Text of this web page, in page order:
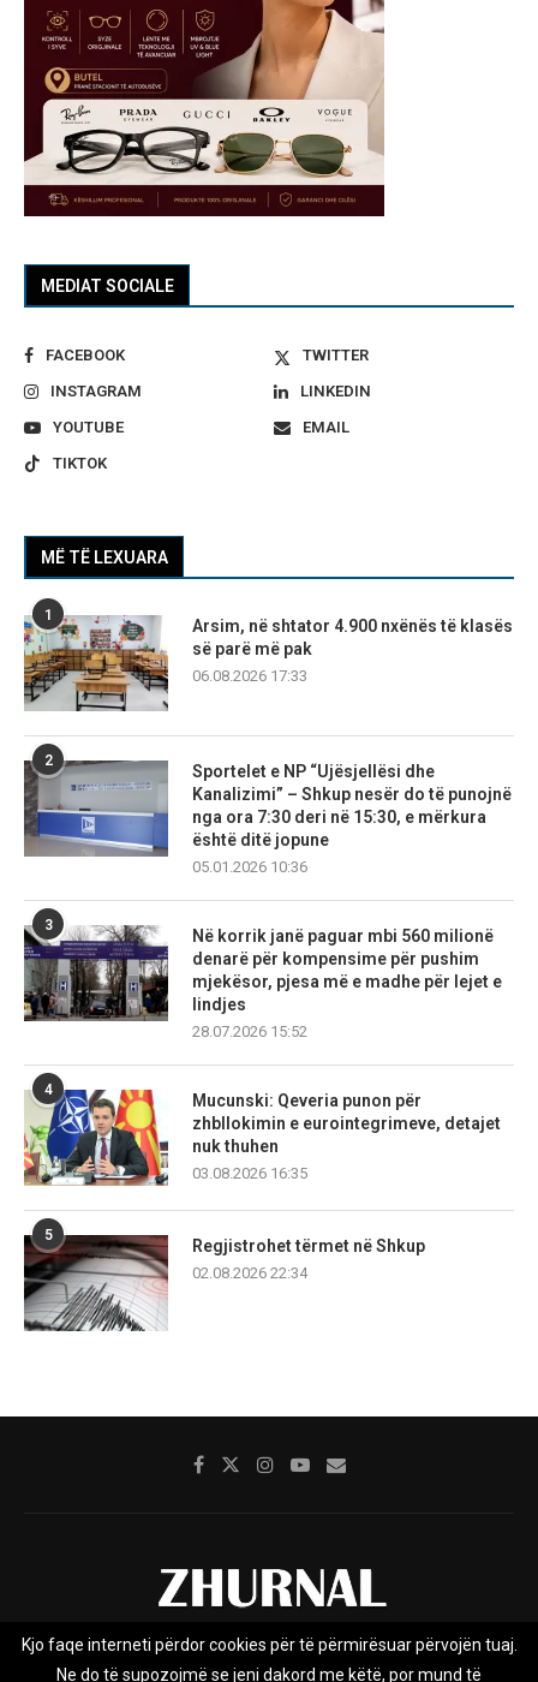
MEDIAT SOCIALE
FACEBOOK
TWITTER
INSTAGRAM
LINKEDIN
YOUTUBE
EMAIL
TIKTOK
MË TË LEXUARA
1
Arsim, në shtator 4.900 nxënës të klasës
së parë më pak
06.08.2026 17:33
2
Sportelet e NP “Ujësjellësi dhe
Kanalizimi” – Shkup nesër do të punojnë
nga ora 7:30 deri në 15:30, e mërkura
është ditë jopune
05.01.2026 10:36
3
Në korrik janë paguar mbi 560 milionë
denarë për kompensime për pushim
mjekësor, pjesa më e madhe për lejet e
lindjes
28.07.2026 15:52
4
Mucunski: Qeveria punon për
zhbllokimin e eurointegrimeve, detajet
nuk thuhen
03.08.2026 16:35
5
Regjistrohet tërmet në Shkup
02.08.2026 22:34
Rreth nesh Impresumi Marketing
Kontakt
Kjo faqe interneti përdor cookies për të përmirësuar përvojën tuaj.
Ne do të supozojmë se jeni dakord me këtë, por mund të